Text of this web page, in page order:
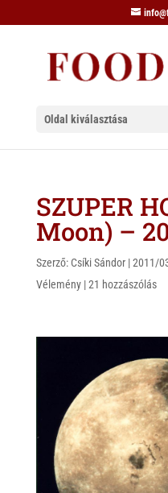
Oldal kiválasztása
SZUPER
Moon) –
Szerző: Csíki Sándor|2011/
Vélemény|21 hozzászólás